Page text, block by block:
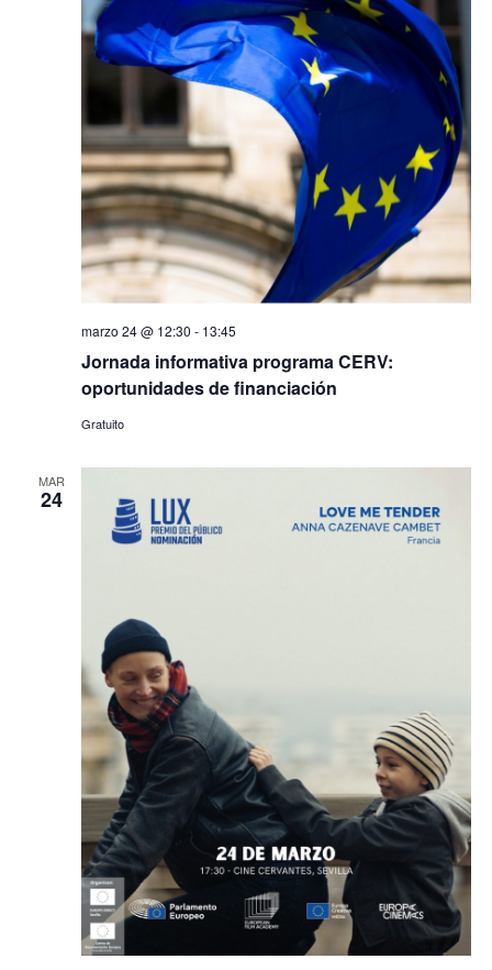
Jornada informativa programa CERV:
oportunidades de financiación
marzo 24 @ 12:30 - 13:45
Gratuito
MAR
24